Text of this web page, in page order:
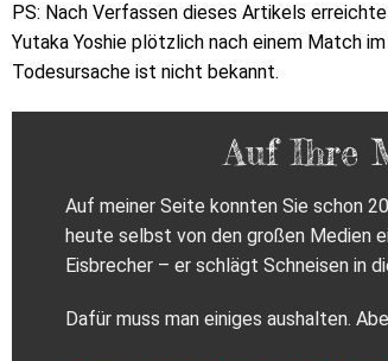
PS: Nach Verfassen dieses Artikels
Yutaka Yoshie plötzlich nach einem Match
Todesursache ist nicht bekannt.
Auf Ihre
Auf meiner Seite konnten Sie schon
heute selbst von den großen Medien
Eisbrecher – er schlägt Schneisen in
Dafür muss man einiges aushalten.